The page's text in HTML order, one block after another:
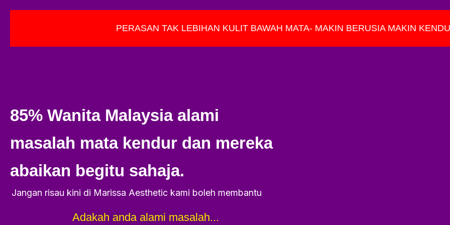
PERASAN TAK LEBIHAN KULIT BAWAH MATA- MAKIN BERUSIA MAKIN
85% Wanita Malaysia alami
masalah mata kendur dan mereka
abaikan begitu sahaja.
Jangan risau kini di Marissa Aesthetic kami boleh membantu
Adakah anda alami masalah...